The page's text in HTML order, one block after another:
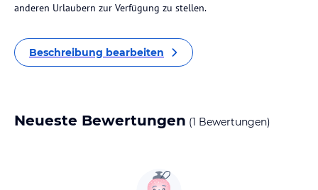
anderen Urlaubern zur Verfügung zu stellen.
Beschreibung bearbeiten
Neueste Bewertungen (1 Bewertungen)